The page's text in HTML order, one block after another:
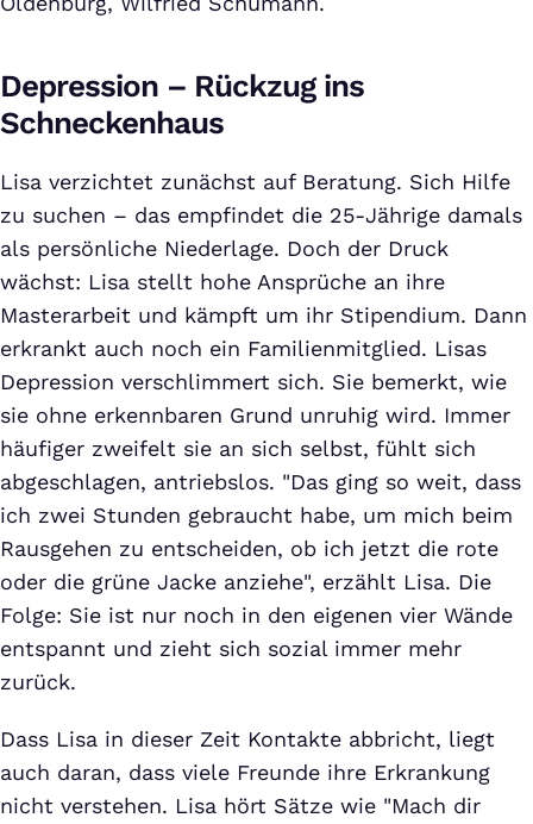
Depression – Rückzug ins
Schneckenhaus
Lisa verzichtet zunächst auf Beratung. Sich Hilfe
zu suchen – das empfindet die 25-Jährige damals
als persönliche Niederlage. Doch der Druck
wächst: Lisa stellt hohe Ansprüche an ihre
Masterarbeit und kämpft um ihr Stipendium. Dann
erkrankt auch noch ein Familienmitglied. Lisas
Depression verschlimmert sich. Sie bemerkt, wie
sie ohne erkennbaren Grund unruhig wird. Immer
häufiger zweifelt sie an sich selbst, fühlt sich
abgeschlagen, antriebslos. "Das ging so weit, dass
ich zwei Stunden gebraucht habe, um mich beim
Rausgehen zu entscheiden, ob ich jetzt die rote
oder die grüne Jacke anziehe", erzählt Lisa. Die
Folge: Sie ist nur noch in den eigenen vier Wände
entspannt und zieht sich sozial immer mehr
zurück.
Dass Lisa in dieser Zeit Kontakte abbricht, liegt
auch daran, dass viele Freunde ihre Erkrankung
nicht verstehen. Lisa hört Sätze wie "Mach dir